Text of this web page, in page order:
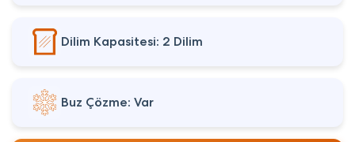
Dilim Kapasitesi: 2 Dilim
Buz Çözme: Var